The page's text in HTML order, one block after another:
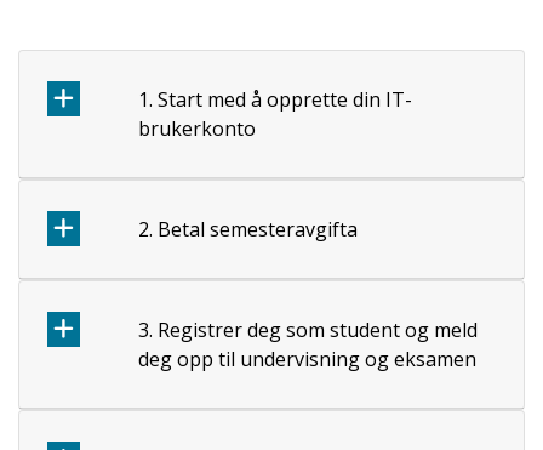
1. Start med å opprette din IT-
brukerkonto
2. Betal semesteravgifta
3. Registrer deg som student og meld
deg opp til undervisning og eksamen